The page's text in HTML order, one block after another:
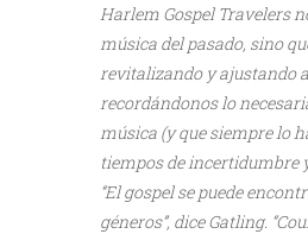
Harlem Gospel Travelers
música del pasado, sino
revitalizando y ajustando
recordándonos lo
música (y que siempre lo
tiempos de incertidumbre
“El gospel se puede
géneros”, dice Gatling.